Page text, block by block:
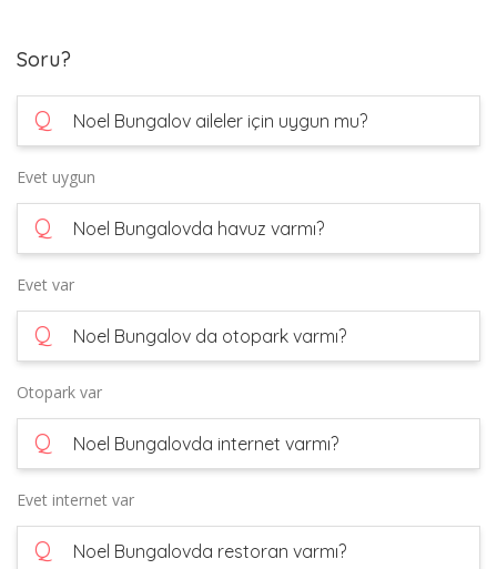
Soru?
Q Noel Bungalov aileler için uygun mu?
Evet uygun
Q Noel Bungalovda havuz varmı?
Evet var
Q Noel Bungalov da otopark varmı?
Otopark var
Q Noel Bungalovda internet varmı?
Evet internet var
Q Noel Bungalovda restoran varmı?